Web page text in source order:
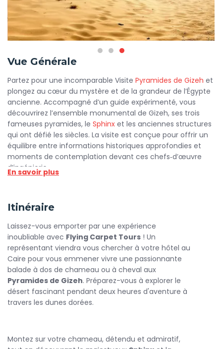
Vue Générale
Partez pour une incomparable Visite Pyramides de Gizeh et
plongez au cœur du mystère et de la grandeur de l’Égypte
ancienne. Accompagné d’un guide expérimenté, vous
découvrirez l’ensemble monumental de Gizeh, ses trois
fameuses pyramides, le Sphinx et les anciennes structures
qui ont défié les siècles. La visite est conçue pour offrir un
équilibre entre informations historiques approfondies et
moments de contemplation devant ces chefs‑d’œuvre
d’ingénierie.
port d’escale. Votre guide vous expliquera l’histoire des
ainsi que les rites et croyances qui entouraient la vie et la
mort des pharaons. Vous aurez l’occasion d’approcher la
base des pyramides, d’admirer les vastes champs de
pierres et de prendre des photos spectaculaires sur fond
de désert doré.
La Visite Pyramides de Gizeh inclut également une halte
devant le Sphinx, dont le visage mystérieux domine le
pyramides (selon disponibilité) et contempler les galeries
et chambres funéraires. La visite propose des temps libres
En savoir plus
Itinéraire
Laissez-vous emporter par une expérience
inoubliable avec Flying Carpet Tours ! Un
représentant viendra vous chercher à votre hôtel au
Caire pour vous emmener vivre une passionnante
balade à dos de chameau ou à cheval aux
Pyramides de Gizeh. Préparez-vous à explorer le
désert fascinant pendant deux heures d'aventure à
travers les dunes dorées.
Montez sur votre chameau, détendu et admiratif,